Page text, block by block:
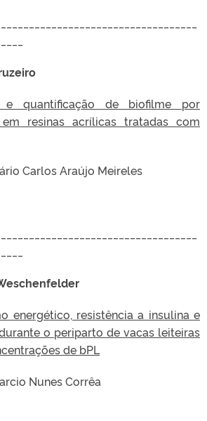
e quantificação de biofilme por
resinas acrílicas tratadas com
Carlos Araújo Meireles
energético, resistência a insulina e
o periparto de vacas leiteiras
de bPL
Nunes Corrêa